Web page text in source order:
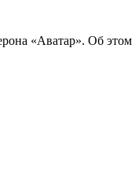
«Аватар». Об этом